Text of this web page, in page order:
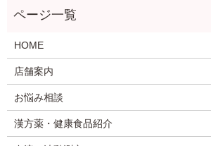
HOME
店舗案内
お悩み相談
漢方薬・健康食品紹介